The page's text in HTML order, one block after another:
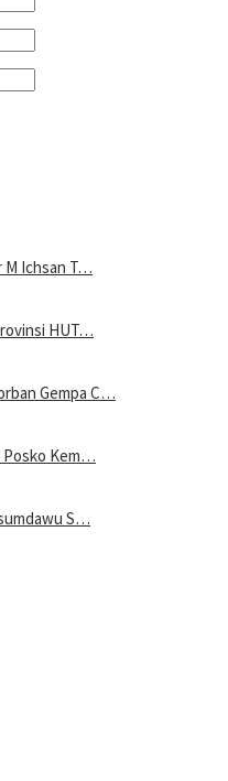
M Ichsan T…
HUT…
Gempa C…
Posko Kem…
S…